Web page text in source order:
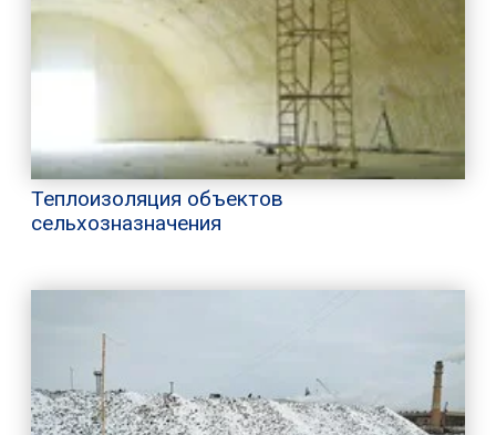
Теплоизоляция объектов
сельхозназначения